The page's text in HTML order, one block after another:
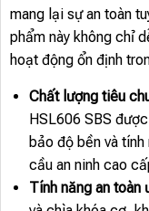
mang lại sự an toàn
phẩm này không chỉ
hoạt động ổn định
Chất lượng tiêu
HSL606 SBS
bảo độ bền và
cầu an ninh cao
Tính năng an toàn